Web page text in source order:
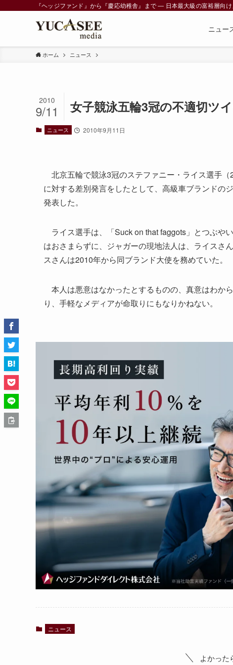
『ヘッジファンド』から『慶応幼稚舎』まで ― 日本最大級の富裕層向
ニュー
ホーム ニュース
女子競泳五輪3冠の不適切ツ
2010
9/11
ニュース 2010年9月11日
北京五輪で競泳3冠のステファニー・ライス選手
に対する差別発言をしたとして、高級車ブランドの
発表した。
ライス選手は、「Suck on that faggots」とつぶや
はおさまらずに、ジャガーの現地法人は、ライスさ
スさんは2010年から同ブランド大使を務めていた。
本人は悪意はなかったとするものの、真意はわか
り、手軽なメディアが命取りにもなりかねない。
ニュース
よかった